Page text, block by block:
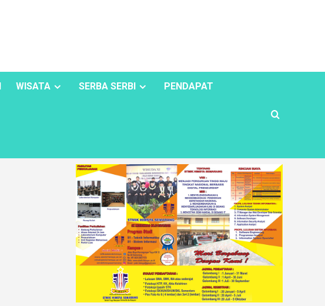
WISATA SERBA SERBI PENDAPAT